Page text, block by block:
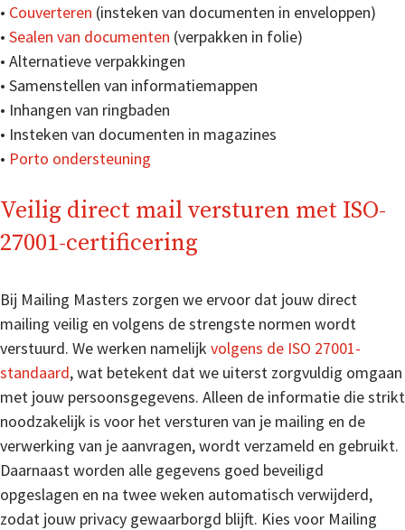
• Couverteren (insteken van documenten in enveloppen)
• Sealen van documenten (verpakken in folie)
• Alternatieve verpakkingen
• Samenstellen van informatiemappen
• Inhangen van ringbaden
• Insteken van documenten in magazines
• Porto ondersteuning
Veilig direct mail versturen met ISO-
27001-certificering
Bij Mailing Masters zorgen we ervoor dat jouw direct
mailing veilig en volgens de strengste normen wordt
verstuurd. We werken namelijk volgens de ISO 27001-
standaard, wat betekent dat we uiterst zorgvuldig omgaan
met jouw persoonsgegevens. Alleen de informatie die strikt
noodzakelijk is voor het versturen van je mailing en de
verwerking van je aanvragen, wordt verzameld en gebruikt.
Daarnaast worden alle gegevens goed beveiligd
opgeslagen en na twee weken automatisch verwijderd,
zodat jouw privacy gewaarborgd blijft. Kies voor Mailing